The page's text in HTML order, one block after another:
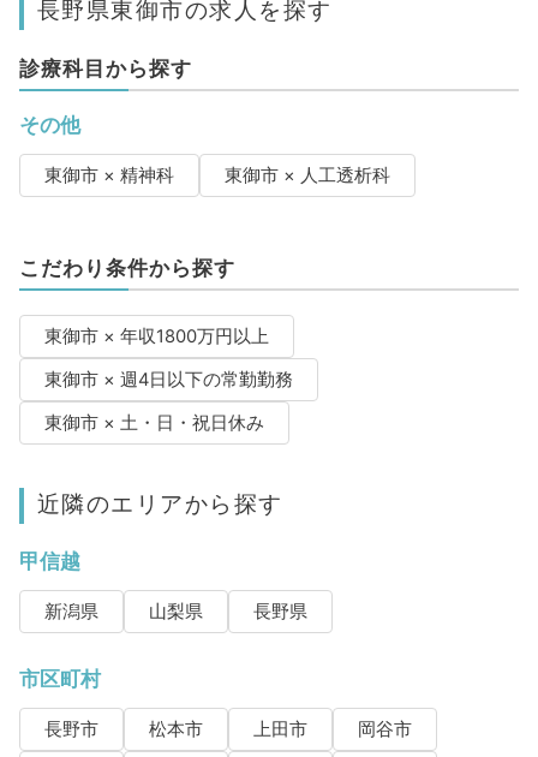
長野県東御市の求人を探す
診療科目から探す
その他
東御市 × 精神科 東御市 × 人工透析科
こだわり条件から探す
東御市 × 年収1800万円以上
東御市 × 週4日以下の常勤勤務
東御市 × 土・日・祝日休み
近隣のエリアから探す
甲信越
新潟県 山梨県 長野県
市区町村
長野市 松本市 上田市
岡谷市